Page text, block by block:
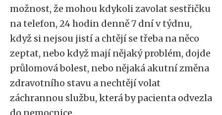
možnost, že mohou kdykoli zavolat sestřičku
na telefon, 24 hodin denně 7 dní v týdnu,
když si nejsou jistí a chtějí se třeba na něco
zeptat, nebo když mají nějaký problém, dojde
průlomová bolest, nebo nějaká akutní změna
zdravotního stavu a nechtějí volat
záchrannou službu, která by pacienta odvezla